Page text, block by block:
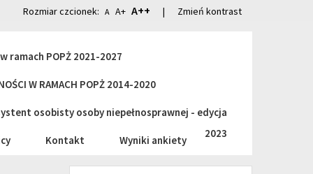
Rozmiar czcionek: A A+ A++ | Zmień kontrast
ramach POPŻ 2021-2027
W RAMACH POPŻ 2014-2020
osobisty osoby niepełnosprawnej - edycja
2023
Kontakt Wyniki ankiety